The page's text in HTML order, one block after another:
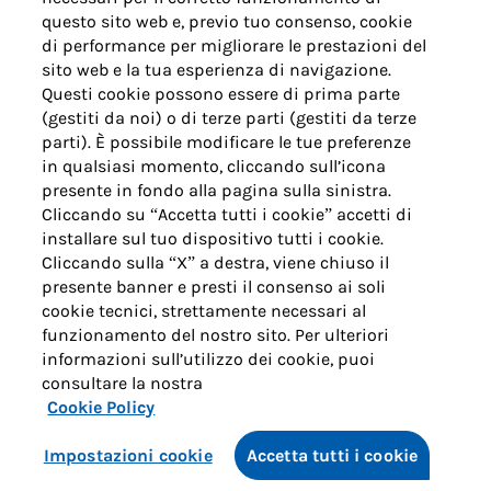
questo sito web e, previo tuo consenso, cookie
di performance per migliorare le prestazioni del
sito web e la tua esperienza di navigazione.
Questi cookie possono essere di prima parte
(gestiti da noi) o di terze parti (gestiti da terze
parti). È possibile modificare le tue preferenze
in qualsiasi momento, cliccando sull’icona
presente in fondo alla pagina sulla sinistra.
Cliccando su “Accetta tutti i cookie” accetti di
installare sul tuo dispositivo tutti i cookie.
Cliccando sulla “X” a destra, viene chiuso il
presente banner e presti il consenso ai soli
cookie tecnici, strettamente necessari al
funzionamento del nostro sito. Per ulteriori
informazioni sull’utilizzo dei cookie, puoi
consultare la nostra
Cookie Policy
Impostazioni cookie Accetta tutti i cookie